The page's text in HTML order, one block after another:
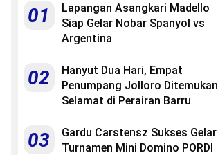
01
Lapangan Asangkari Madello
Siap Gelar Nobar Spanyol vs
Argentina
02
Hanyut Dua Hari, Empat
Penumpang Jolloro Ditemukan
Selamat di Perairan Barru
03
Gardu Carstensz Sukses Gelar
Turnamen Mini Domino PORDI